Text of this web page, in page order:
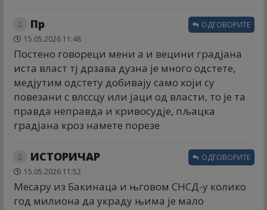
Пр
15.05.2026 11:48
Постено говореци мени а и вецини градјана
иста власт тј дрзава дузна је много одстете,
медјутим одстету добивају само који су
повезани с влссцу или јаци од власти, то је та
правда неправда и кривосудје, пљацка
градјана кроз намете порезе
ОДГОВОРИТЕ
ИСТОРИЧАР
15.05.2026 11:52
Месару из Бакинаца и њговом СНСД-у колико
год милиона да украду њима је мало
ОДГОВОРИТЕ